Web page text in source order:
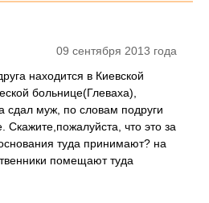
09 сентября 2013 года
находится в Киевской
больнице(Глеваха),
сдал муж, по словам подруги
Скажите,пожалуйста, что это за
туда принимают? на
помещают туда